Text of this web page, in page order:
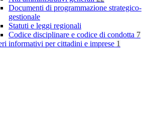
Documenti di programmazione strategico-
gestionale
Statuti e leggi regionali
Codice disciplinare e codice di condotta 7
informativi per cittadini e imprese 1